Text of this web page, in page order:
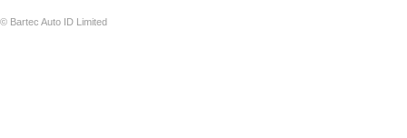
© Bartec Auto ID Limited